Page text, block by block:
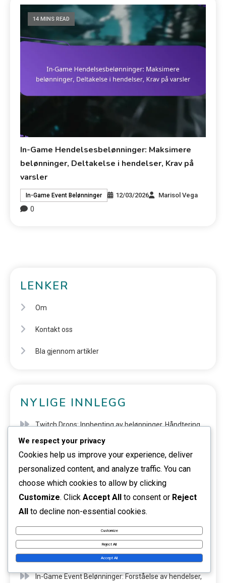
14 MINS READ
In-Game Hendelsesbelønninger: Maksimere
belønninger, Deltakelse i hendelser, Krav på
varsler
In-Game Event Belønninger 12/03/2026 Marisol Vega
0
LENKER
Om
Kontakt oss
Bla gjennom artikler
NYLIGE INNLEGG
Twitch Drops: Innhenting av belønninger, Håndtering
av inventar, Spillpåvirkning
kontoer, Belønnings typer
Twitch Drops: Vanlige problemer, Løsninger for krav,
Støtteressurser
Twitch Drops: Belønnings tidslinje, Arrangementets
varighet, Krav varsler
In-Game Event Belønninger: Forståelse av hendelser,
We respect your privacy
Cookies help us improve your experience, deliver
personalized content, and analyze traffic. You can
choose which cookies to allow by clicking
Customize. Click Accept All to consent or Reject
All to decline non-essential cookies.
Customize
Reject All
Accept All